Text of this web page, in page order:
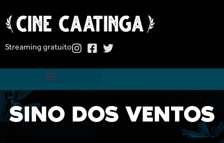
Streaming gratuito
SINO DOS VENTOS